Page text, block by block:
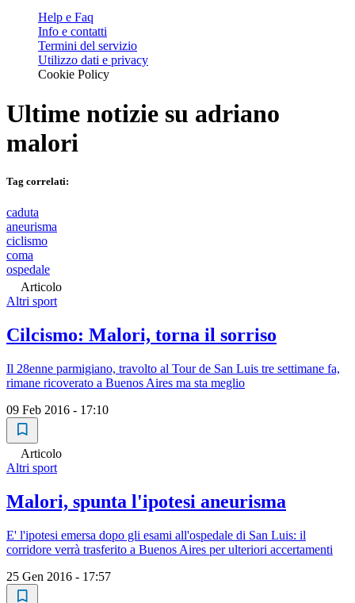
Help e Faq
Info e contatti
Termini del servizio
Utilizzo dati e privacy
Cookie Policy
Ultime notizie su adriano
malori
Tag correlati:
caduta
aneurisma
ciclismo
coma
ospedale
Articolo
Altri sport
Cilcismo: Malori, torna il sorriso
Il 28enne parmigiano, travolto al Tour de San Luis tre settimane fa,
rimane ricoverato a Buenos Aires ma sta meglio
09 Feb 2016 - 17:10
Articolo
Altri sport
Malori, spunta l'ipotesi aneurisma
E' l'ipotesi emersa dopo gli esami all'ospedale di San Luis: il
corridore verrà trasferito a Buenos Aires per ulteriori accertamenti
25 Gen 2016 - 17:57